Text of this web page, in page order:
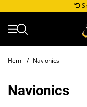
Snabba leveranser
Hem Navionics
Navionics